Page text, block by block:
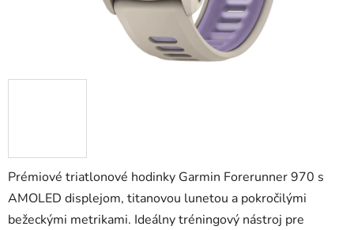
Prémiové triatlonové hodinky Garmin Forerunner 970 s
AMOLED displejom, titanovou lunetou a pokročilými
bežeckými metrikami. Ideálny tréningový nástroj pre